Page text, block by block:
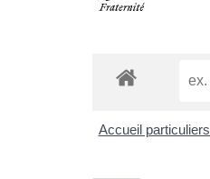
Accueil particuliers